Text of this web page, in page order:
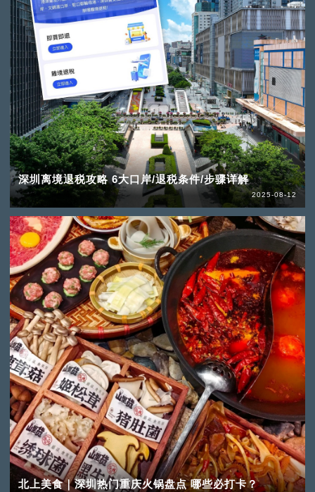
深圳离境退税攻略 6大口岸/退税条件/步骤详解
2025-08-12
北上美食｜深圳热门重庆火锅盘点 哪些必打卡？